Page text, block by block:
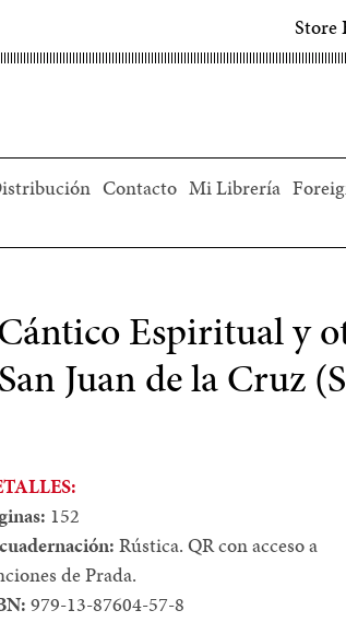
Store
Contacto Mi Librería
Espiritual y
San Juan de la Cruz
152
Rústica. QR con acceso a
de Prada.
979-13-87604-57-8